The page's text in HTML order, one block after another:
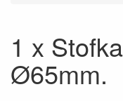
1 x
Ø65mm.